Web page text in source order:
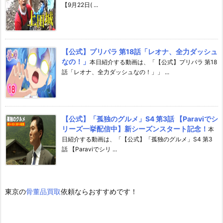
【9月22日( ...
【公式】プリパラ 第18話「レオナ、全力ダッシュ
なの！」 本日紹介する動画は、「【公式】プリパラ 第18
話「レオナ、全力ダッシュなの！」」 ...
【公式】「孤独のグルメ」S4 第3話 【Paraviでシ
リーズ一挙配信中】新シーズンスタート記念！ 本
日紹介する動画は、「【公式】「孤独のグルメ」S4 第3
話 【Paraviでシリ ...
東京の骨董品買取依頼ならおすすめです！